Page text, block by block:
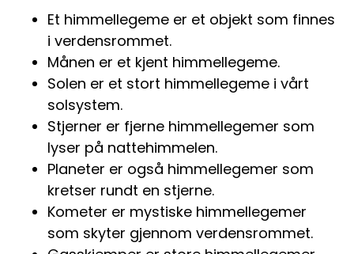
Et himmellegeme er et objekt som finnes
i verdensrommet.
Månen er et kjent himmellegeme.
Solen er et stort himmellegeme i vårt
solsystem.
Stjerner er fjerne himmellegemer som
lyser på nattehimmelen.
Planeter er også himmellegemer som
kretser rundt en stjerne.
Kometer er mystiske himmellegemer
som skyter gjennom verdensrommet.